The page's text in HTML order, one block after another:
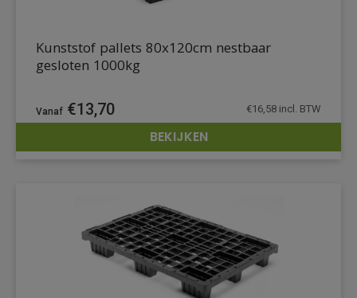
DETAILS
Kunststof pallets 80x120cm nestbaar
gesloten 1000kg
€13,70 €16,58 incl. BTW
BEKIJKEN